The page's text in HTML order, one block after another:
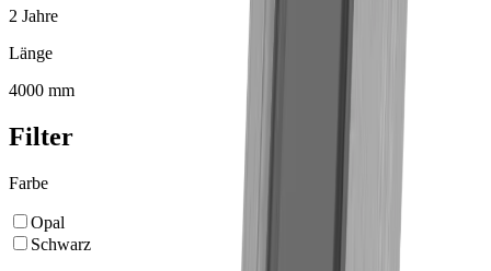
2 Jahre
Länge
4000 mm
Filter
Farbe
Opal
Schwarz